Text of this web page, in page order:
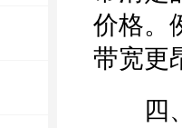
价格。
带宽更
四、